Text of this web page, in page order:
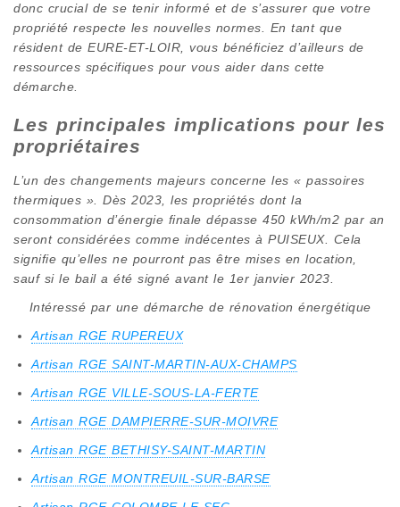
donc crucial de se tenir informé et de s’assurer que votre
propriété respecte les nouvelles normes. En tant que
résident de EURE-ET-LOIR, vous bénéficiez d’ailleurs de
ressources spécifiques pour vous aider dans cette
démarche.
Les principales implications pour les
propriétaires
L’un des changements majeurs concerne les « passoires
thermiques ». Dès 2023, les propriétés dont la
consommation d’énergie finale dépasse 450 kWh/m2 par an
seront considérées comme indécentes à PUISEUX. Cela
signifie qu’elles ne pourront pas être mises en location,
sauf si le bail a été signé avant le 1er janvier 2023.
Intéressé par une démarche de rénovation énergétique
Artisan RGE RUPEREUX
Artisan RGE SAINT-MARTIN-AUX-CHAMPS
Artisan RGE VILLE-SOUS-LA-FERTE
Artisan RGE DAMPIERRE-SUR-MOIVRE
Artisan RGE BETHISY-SAINT-MARTIN
Artisan RGE MONTREUIL-SUR-BARSE